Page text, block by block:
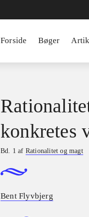
Forside Bøger
konkretes
Bd. 1 af Rationalitet og magt
Bent Flyvbjerg